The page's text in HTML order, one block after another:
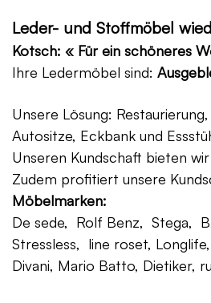
Leder- und Stoffmöbel
Kotsch: « Für ein schöneres
Ihre Ledermöbel sind:
Unsere Lösung:
Autositze, Eckbank und
Unseren Kundschaft bieten
Zudem profitiert unsere
Möbelmarken:
De sede, Rolf Benz, Stega,
Stressless, line roset,
Divani, Mario Batto, Dietiker,